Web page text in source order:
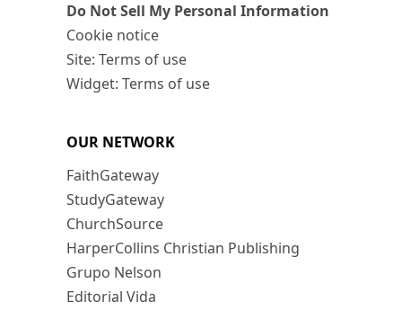
Do Not Sell My Personal Information
Cookie notice
Site: Terms of use
Widget: Terms of use
OUR NETWORK
FaithGateway
StudyGateway
ChurchSource
HarperCollins Christian Publishing
Grupo Nelson
Editorial Vida